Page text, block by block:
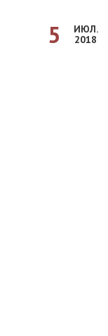
5
ИЮЛ.
2018